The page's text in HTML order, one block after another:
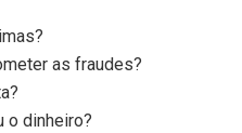
as fraudes?
o dinheiro?